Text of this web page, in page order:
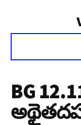
Voice
Vivekananda
BG